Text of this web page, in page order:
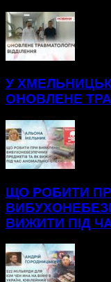
У
ОНОВЛЕНЕ
ЩО РОБИТИ
ВИЖИТИ ПІД